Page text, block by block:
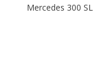
Mercedes 300 SL